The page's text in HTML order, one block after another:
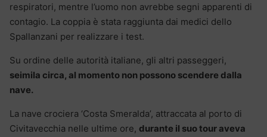
respiratori, mentre l’uomo non avrebbe segni apparenti di
contagio. La coppia è stata raggiunta dai medici dello
Spallanzani per realizzare i test.
Su ordine delle autorità italiane, gli altri passeggeri,
seimila circa, al momento non possono scendere dalla
nave.
La nave crociera ‘Costa Smeralda’, attraccata al porto di
Civitavecchia nelle ultime ore, durante il suo tour aveva